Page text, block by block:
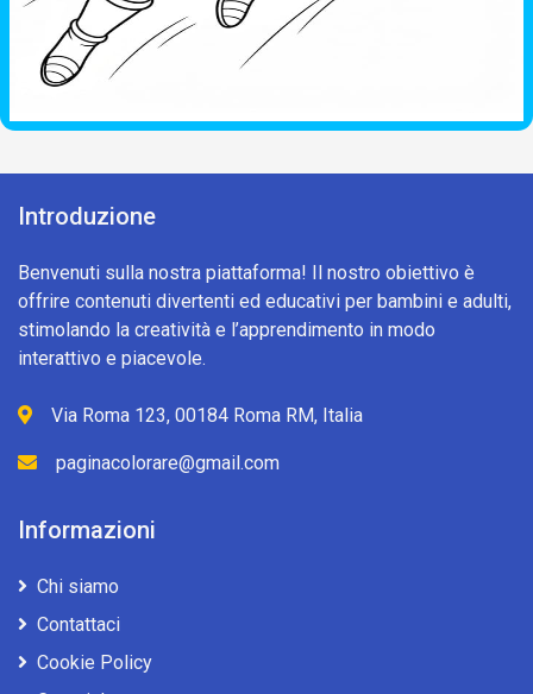
Introduzione
Benvenuti sulla nostra piattaforma! Il nostro obiettivo è
offrire contenuti divertenti ed educativi per bambini e adulti,
stimolando la creatività e l’apprendimento in modo
interattivo e piacevole.
Via Roma 123, 00184 Roma RM, Italia
paginacolorare@gmail.com
Informazioni
Chi siamo
Contattaci
Cookie Policy